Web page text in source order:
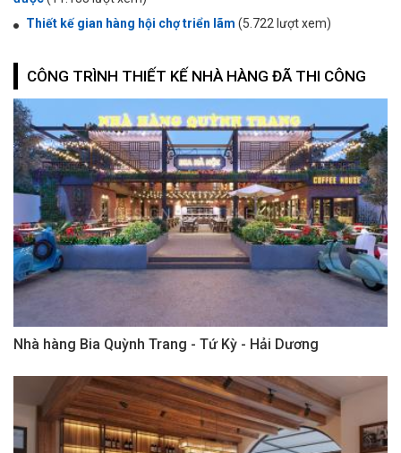
Thiết kế gian hàng hội chợ triển lãm (5.722 lượt xem)
CÔNG TRÌNH THIẾT KẾ NHÀ HÀNG ĐÃ THI CÔNG
Nhà hàng Bia Quỳnh Trang - Tứ Kỳ - Hải Dương